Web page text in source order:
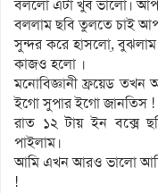
বললো এটা খুব ভালো।
বললাম ছবি তুলতে চাই
সুন্দর করে হাসলো্, বুঝলাম
কাজও হলো ।
মনোবিজ্ঞানী ফ্রয়েড তখন
ইগো সুপার ইগো জানতিস !
রাত ১২ টায় ইন বক্সে
পাইলাম।
আমি এখন আরও ভালো আছি
!